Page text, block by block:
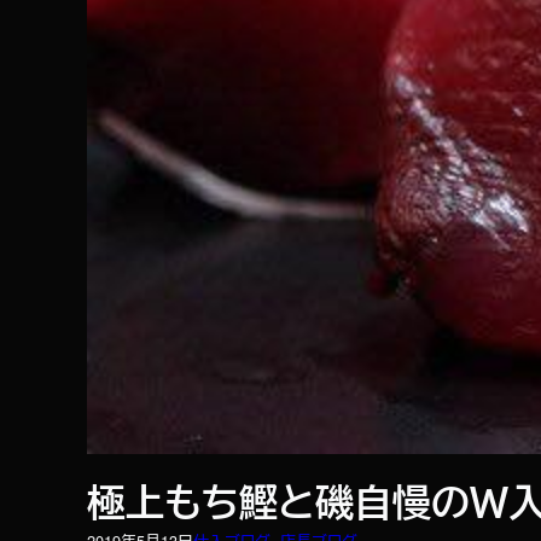
極上もち鰹と磯自慢のＷ